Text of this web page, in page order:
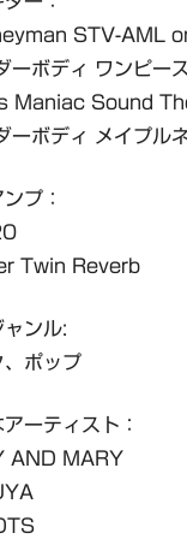
STV-AML
ーボディ ワンピー
Maniac Sound
ーボディ メイプル
プ：
Twin Reverb
ンル:
、ポップ
ーティスト：
AND MARY